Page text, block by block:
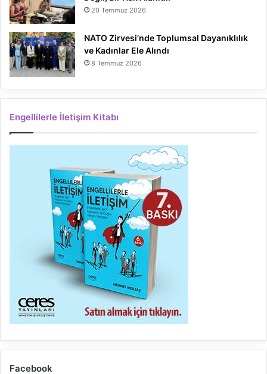
20 Temmuz 2026
NATO Zirvesi’nde Toplumsal Dayanıklılık
ve Kadınlar Ele Alındı
8 Temmuz 2026
Engellilerle İletişim Kitabı
Facebook